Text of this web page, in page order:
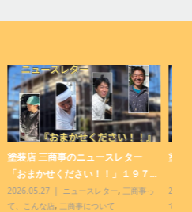
塗装工事のお悩み「お得になる方法
ってありますか？ＰＡＲＴ２」
2026.04.15 お客様からのご質問,お客
様の気持ち ,外壁塗装,屋根の塗装